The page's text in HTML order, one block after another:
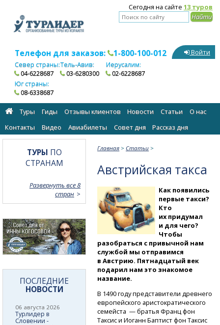
Сегодня на сайте 13 туров
Телефон для заказов: 1-800-100-012
Север страны:
04-6228687
Тель-Авив:
03-6280300
Иерусалим:
02-6228687
Юг страны:
08-6338687
Войти
Туры Гиды Отзывы клиентов Новости Статьи
О нас
Контакты
Видео Авиабилеты Cовет дня Рассказ дня
Главная > Статьи >
Австрийская такса
Как появились
первые такси?
Кто
их придумал
и для чего?
Чтобы
разобраться с привычной нам
службой мы отправимся
в Австрию. Пятнадцатый век
подарил нам это знакомое
название.
В 1490 году представители древнего
европейского аристократического
семейста — братья Франц фон
Таксис и Иоганн Баптист фон Таксис
ТУРЫ ПО
СТРАНАМ
Развернуть все 8
стран
ПОСЛЕДНИЕ
НОВОСТИ
06 августа 2026
Турлидер в
Словении -